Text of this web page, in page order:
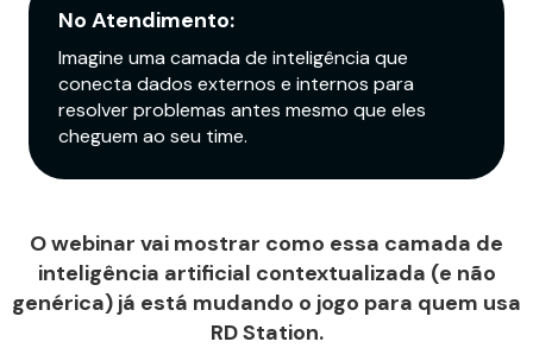
No Atendimento:
Imagine uma camada de inteligência que
conecta dados externos e internos para
resolver problemas antes mesmo que eles
cheguem ao seu time.
O webinar vai mostrar como essa camada de
inteligência artificial contextualizada (e não
genérica) já está mudando o jogo para quem usa
RD Station.